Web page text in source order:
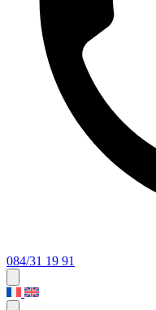
084/31 19 91